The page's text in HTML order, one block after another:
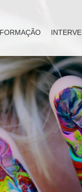
FORMAÇÃO